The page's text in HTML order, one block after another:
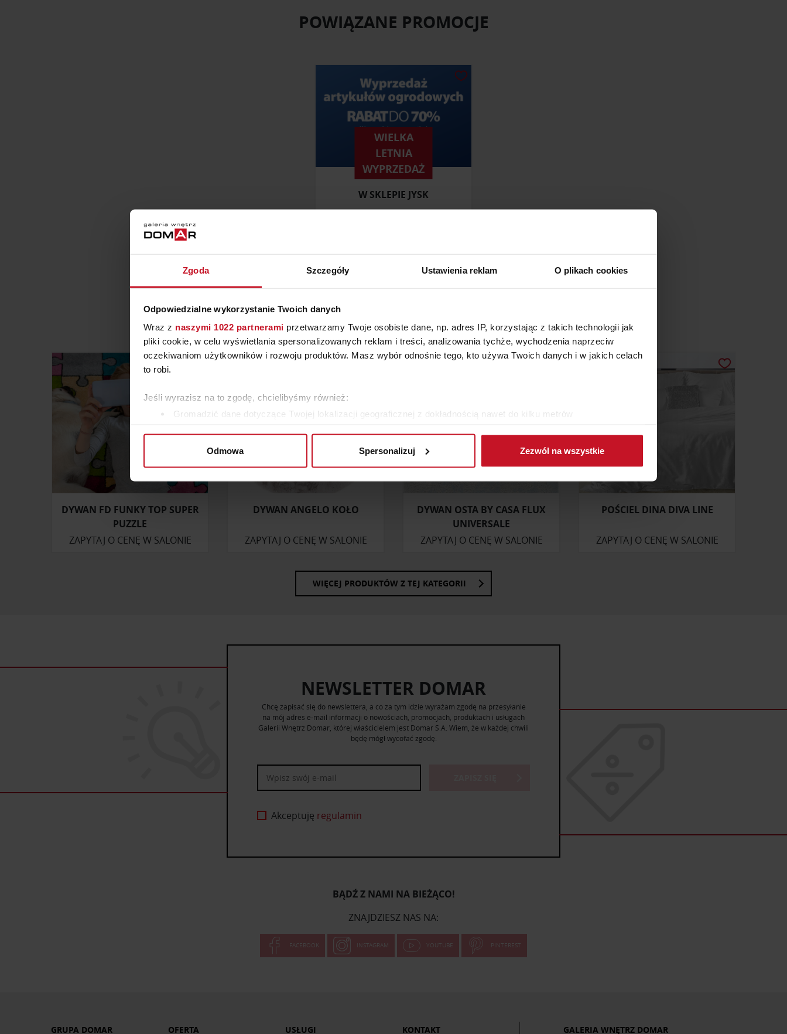
Zgoda Szczegóły Ustawienia reklam O plikach cookies
Odpowiedzialne wykorzystanie Twoich danych
Wraz z naszymi 1022 partnerami przetwarzamy Twoje osobiste dane, np. adres IP, korzystając z takich technologii jak
pliki cookie, w celu wyświetlania spersonalizowanych reklam i treści, analizowania tychże, wychodzenia naprzeciw
oczekiwaniom użytkowników i rozwoju produktów. Masz wybór odnośnie tego, kto używa Twoich danych i w jakich celach
to robi.
Jeśli wyrazisz na to zgodę, chcielibyśmy również:
Gromadzić dane dotyczące Twojej lokalizacji geograficznej z dokładnością nawet do kilku metrów
Dowiedz się więcej odnośnie tego, jak Twoje osobiste dane są przetwarzane oraz ustaw własne preferencje w
ruch w naszej witrynie. Informacje o tym, jak korzystasz z naszej witryny, udostępniamy partnerom społecznościowym,
reklamowym i analitycznym. Partnerzy mogą połączyć te informacje z innymi danymi otrzymanymi od Ciebie lub
uzyskanymi podczas korzystania z ich usług.
Odmowa Spersonalizuj Zezwól na wszystkie
POWIĄZANE PROMOCJE
WIELKA
LETNIA
WYPRZEDAŻ
W SKLEPIE JYSK
W KATEGORII: TEKSTYLIA, DYWANY
DYWAN FD FUNKY TOP SUPER
PUZZLE
ZAPYTAJ O CENĘ W SALONIE
DYWAN ANGELO KOŁO
ZAPYTAJ O CENĘ W SALONIE
DYWAN OSTA BY CASA FLUX
UNIVERSALE
ZAPYTAJ O CENĘ W SALONIE
POŚCIEL DINA DIVA LINE
ZAPYTAJ O CENĘ W SALONIE
WIĘCEJ PRODUKTÓW Z TEJ KATEGORII
NEWSLETTER DOMAR
Chcę zapisać się do newslettera, a co za tym idzie wyrażam zgodę na przesyłanie
na mój adres e-mail informacji o nowościach, promocjach, produktach i usługach
Galerii Wnętrz Domar, której właścicielem jest Domar S.A. Wiem, że w każdej chwili
będę mógł wycofać zgodę.
Akceptuję regulamin
BĄDŹ Z NAMI NA BIEŻĄCO!
ZNAJDZIESZ NAS NA:
FACEBOOK INSTAGRAM YOUTUBE PINTEREST
GRUPA DOMAR OFERTA USŁUGI KONTAKT GALERIA WNĘTRZ DOMAR